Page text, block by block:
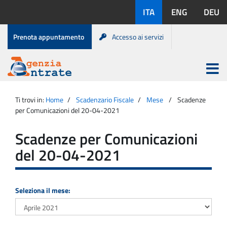
contenuto
disponibili:
ITA ENG DEU
Menu
di
servizio
Prenota appuntamento Accesso ai servizi
Agenzia
Entrate
Apri
menu
principale
Ti trovi in: Home Scadenzario Fiscale Mese
Scadenze
per Comunicazioni del 20-04-2021
Scadenze per Comunicazioni
del 20-04-2021
Seleziona il mese: